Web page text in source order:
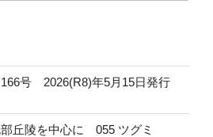
号 2026(R8)年5月15日発行
丘陵を中心に 055 ツグミ